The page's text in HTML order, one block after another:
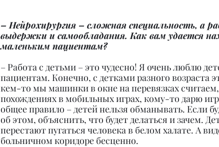
– Нейрохирургия – сложная специальность, а
выдержки и самообладания. Как вам удается
маленьким пациентам?
– Работа с детьми – это чудесно! Я очень люблю
пациентам. Конечно, с детками разного возраста
кем-то мы машинки в окне на перевязках
похождениях в мобильных играх, кому-то дарю
общее правило – детей нельзя обманывать. Если
об этом, объяснить, что будет делаться и зачем.
перестают пугаться человека в белом халате. А
больничном коридоре бесценно.